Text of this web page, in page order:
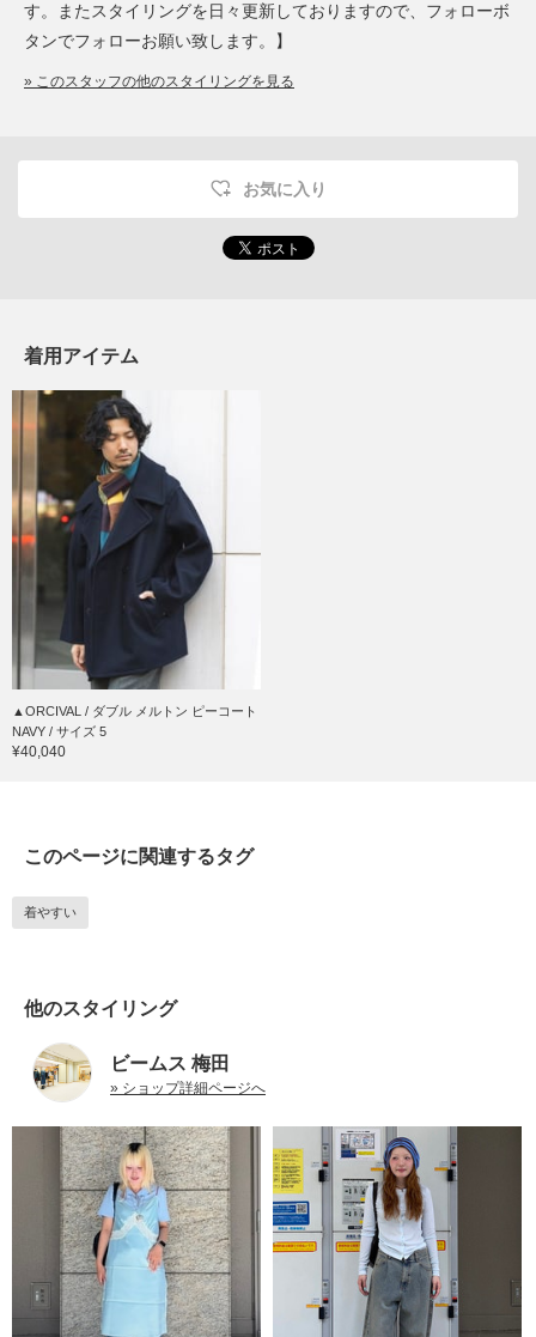
す。またスタイリングを日々更新しておりますので、フォローボ
タンでフォローお願い致します。】
» このスタッフの他のスタイリングを見る
お気に入り
着用アイテム
▲ORCIVAL / ダブル メルトン ピーコート
NAVY / サイズ 5
¥40,040
このページに関連するタグ
着やすい
他のスタイリング
ビームス 梅田
» ショップ詳細ページへ